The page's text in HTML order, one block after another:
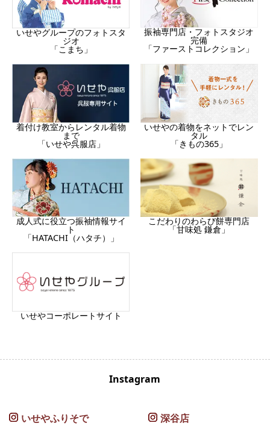
いせやグループのフォトスタ
ジオ
「こまち」
振袖専門店・フォトスタジオ
完備
「ファーストコレクション」
着付け教室からレンタル着物
まで
「いせや呉服店」
いせやの着物をネットでレン
タル
「きもの365」
成人式に役立つ振袖情報サイ
ト
「HATACHI（ハタチ）」
こだわりのわらび餅専門店
「甘味処 鎌倉」
いせやコーポレートサイト
Instagram
いせやふりそで 深谷店